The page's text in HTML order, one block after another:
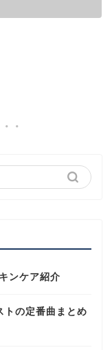
ンケア紹介
トの定番曲まとめ